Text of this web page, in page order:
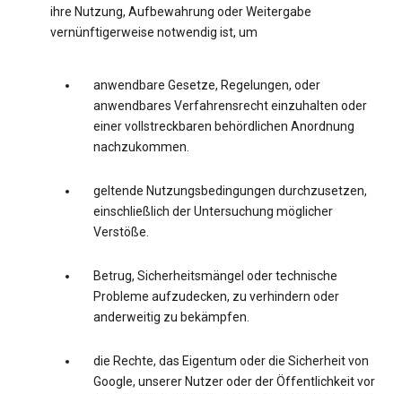
ihre Nutzung, Aufbewahrung oder Weitergabe
vernünftigerweise notwendig ist, um
anwendbare Gesetze, Regelungen, oder
anwendbares Verfahrensrecht einzuhalten oder
einer vollstreckbaren behördlichen Anordnung
nachzukommen.
geltende Nutzungsbedingungen durchzusetzen,
einschließlich der Untersuchung möglicher
Verstöße.
Betrug, Sicherheitsmängel oder technische
Probleme aufzudecken, zu verhindern oder
anderweitig zu bekämpfen.
die Rechte, das Eigentum oder die Sicherheit von
Google, unserer Nutzer oder der Öffentlichkeit vor